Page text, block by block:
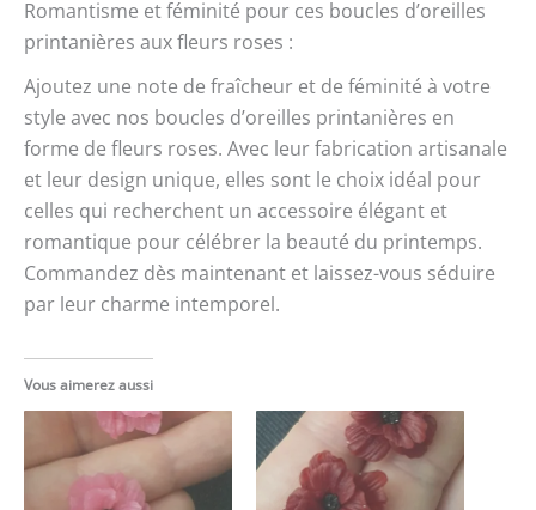
Romantisme et féminité pour ces boucles d’oreilles
printanières aux fleurs roses :
Ajoutez une note de fraîcheur et de féminité à votre
style avec nos boucles d’oreilles printanières en
forme de fleurs roses. Avec leur fabrication artisanale
et leur design unique, elles sont le choix idéal pour
celles qui recherchent un accessoire élégant et
romantique pour célébrer la beauté du printemps.
Commandez dès maintenant et laissez-vous séduire
par leur charme intemporel.
Vous aimerez aussi